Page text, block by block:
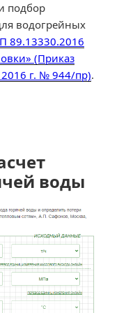
подбор
водогрейных
89.13330.2016
(Приказ
г. № 944/пр).
воды